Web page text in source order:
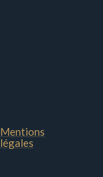
Mentions
légales